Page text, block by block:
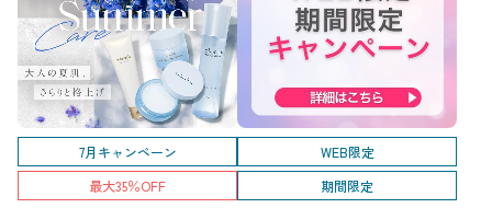
7月キャンペーン
最大35％OFF
WEB限定
期間限定